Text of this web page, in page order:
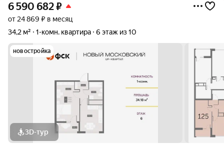
6 590 682₽
от 24 869 ₽ в месяц
34,2 м²
1-комн. квартира 6 этаж из 10
новостройка
3D-тур